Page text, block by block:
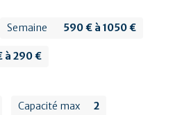
Semaine 590 € à 1050 €
à 290 €
Capacité max 2